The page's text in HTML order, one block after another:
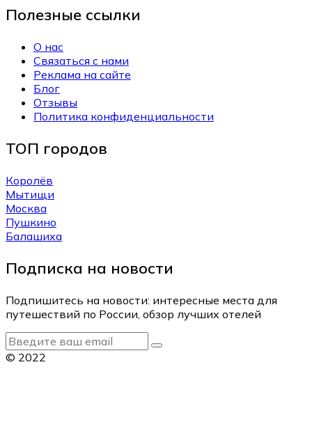
Полезные ссылки
О нас
Связаться с нами
Реклама на сайте
Блог
Отзывы
Политика конфиденциальности
ТОП городов
Королёв
Мытищи
Москва
Пушкино
Балашиха
Подписка на новости
Подпишитесь на новости: интересные места для
путешествий по России, обзор лучших отелей
© 2022